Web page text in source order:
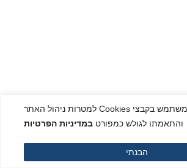
אתר זה משתמש בקבצי Cookies למטרות ניהול האתר
והתאמתו לגולש כמפורט במדיניות הפרטיות
הבנתי